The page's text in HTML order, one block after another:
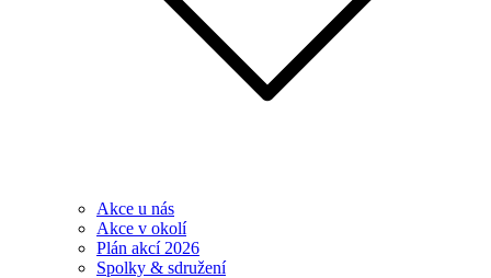
Akce u nás
Akce v okolí
Plán akcí 2026
Spolky & sdružení